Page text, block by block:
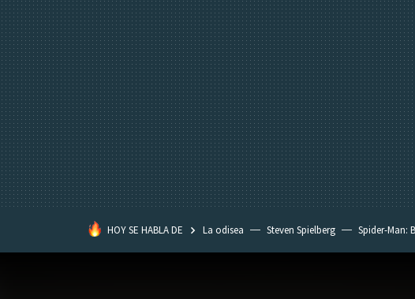
HOY SE HABLA DE La odisea Steven Spielberg Spider-Man: